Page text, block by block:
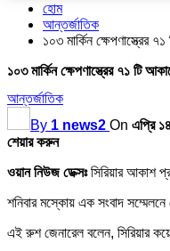
হোম
আন্তর্জাতিক
১০৩ মার্কিন ক্ষেপণাস্ত্রের
১০৩ মার্কিন ক্ষেপণাস্ত্রের ৭১ টি
আন্তর্জাতিক
By 1 news2 On এপ্রি
শেয়ার করুন
ওয়ান নিউজ ডেক্সঃসিরিয়ার আকাশ
শনিবার মস্কোয় এক সংবাদ
এই রুশ জেনারেল বলেন, সিরিয়ার